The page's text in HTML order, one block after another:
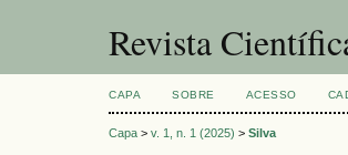
Revista
CAPA SOBRE ACESSO
Capa > v. 1, n. 1 (2025) > Silva